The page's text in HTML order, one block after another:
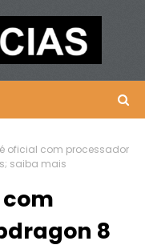
é oficial com processador
saiba mais
com
8